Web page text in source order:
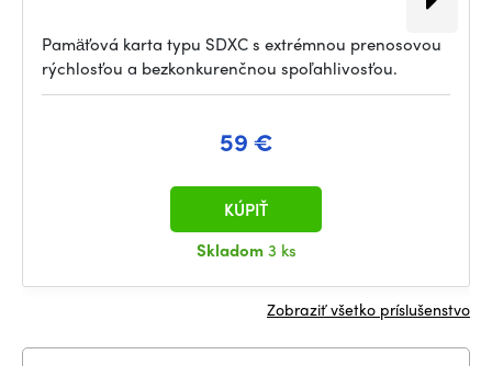
Pamäťová karta typu SDXC s extrémnou prenosovou
rýchlosťou a bezkonkurenčnou spoľahlivosťou.
59 €
Skladom3 ks
KÚPIŤ
Zobraziť všetko príslušenstvo